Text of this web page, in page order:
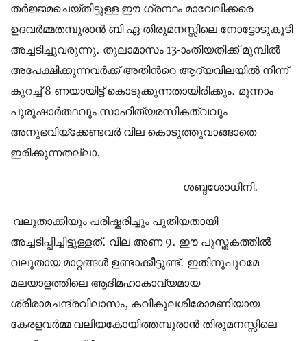
തര്‍ജ്ജമചെയ്തിട്ടുള്ള ഈ ഗ്രന്ഥം മാവേലിക്കരെ
ഉദവര്‍മ്മതമ്പുരാന്‍ ബി ഏ തിരുമനസ്സിലെ നോട്ടോടുകൂടി
അച്ചടിച്ചുവരുന്നു. തുലാമാസം 13-ാംതിയതിക്ക് മുമ്പില്‍
അപേക്ഷിക്കുന്നവര്‍ക്ക് അതിന്‍റെ ആദ്യവിലയില്‍ നിന്ന്
കുറച്ച് 8 ണയായിട്ട് കൊടുക്കുന്നതായിരിക്കും. മൂന്നാം
പുരുഷാര്‍ത്ഥവും സാഹിത്യരസികത്വവും
അനുഭവിയ്ക്കേണ്ടവര്‍ വില കൊടുത്തുവാങ്ങാതെ
ഇരിക്കുന്നതല്ലാ.
ശബ്ദശോധിനി.
വലുതാക്കിയും പരിഷ്കരിച്ചും പുതിയതായി
അച്ചടിപ്പിച്ചിട്ടുള്ളത്. വില അണ 9. ഈ പുസ്തകത്തില്‍
വലുതായ മാറ്റങ്ങള്‍ ഉണ്ടാക്കീട്ടുണ്ട്. ഇതിനുപുറമേ
മലയാളത്തിലെ ആദിമഹാകാവ്യമായ
ശ്രീരാമചന്ദ്രവിലാസം, കവികുലശിരോമണിയായ
കേരളവര്‍മ്മ വലിയകോയിത്തമ്പുരാന്‍ തിരുമനസ്സിലെ